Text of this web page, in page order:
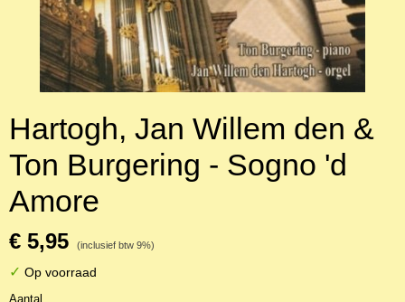
Hartogh, Jan Willem den &
Ton Burgering - Sogno 'd
Amore
€ 5,95 (inclusief btw 9%)
✓ Op voorraad
Aantal